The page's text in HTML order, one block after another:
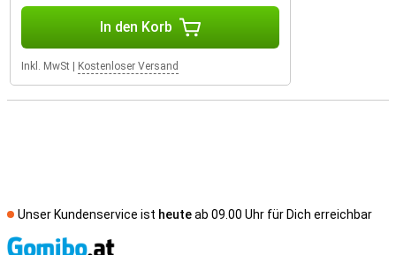
In den Korb
Inkl. MwSt Kostenloser Versand
Unser Kundenservice ist heuteab 09.00 Uhr für Dich erreichbar